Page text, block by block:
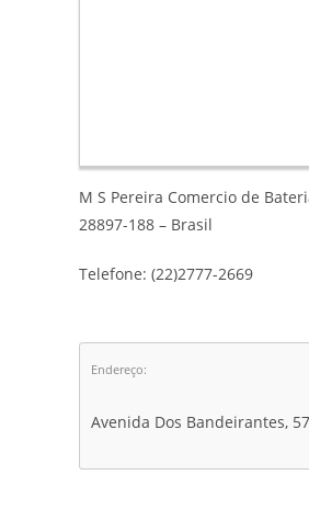
M S Pereira Comercio de
28897-188 – Brasil
Telefone: (22)2777-2669
Endereço:
Avenida Dos Bandeirantes,